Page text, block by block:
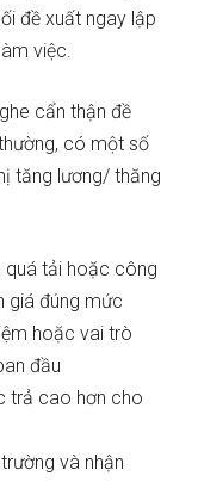
đề xuất ngay lập
việc.
cẩn thận đề
có một số
tăng lương/ thăng
quá tải hoặc công
giá đúng mức
hoặc vai trò
đầu
trả cao hơn cho
và nhận